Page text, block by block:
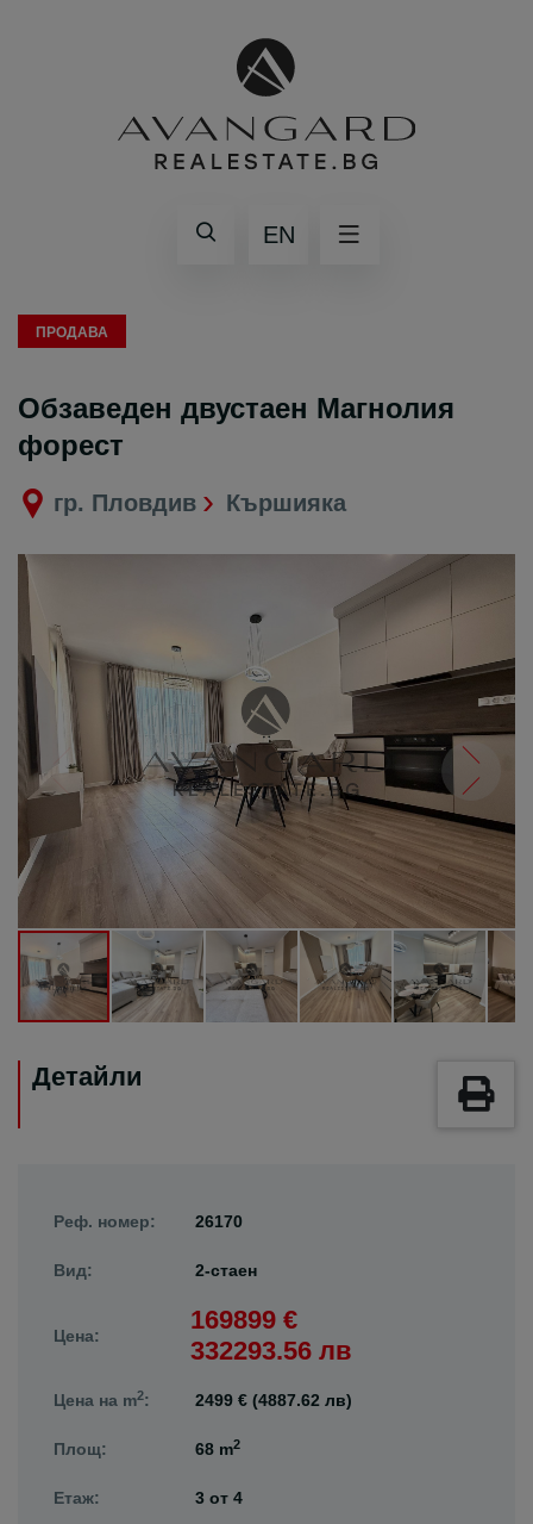
EN
ПРОДАВА
Обзаведен двустаен Магнолия
форест
гр. Пловдив Кършияка
Детайли
Реф. номер: 26170
Вид: 2-стаен
Цена:
169899 €
332293.56 лв
Цена на m2: 2499 € (4887.62 лв)
Площ: 68 m2
Етаж: 3 от 4